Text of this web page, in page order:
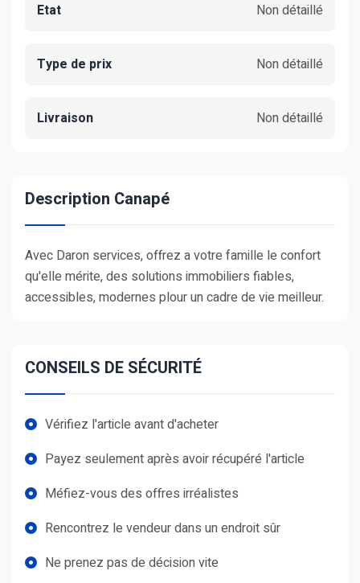
Etat Non détaillé
Type de prix Non détaillé
Livraison Non détaillé
Description Canapé
Avec Daron services, offrez a votre famille le confort
qu'elle mérite, des solutions immobiliers fiables,
accessibles, modernes plour un cadre de vie meilleur.
CONSEILS DE SÉCURITÉ
Vérifiez l'article avant d'acheter
Payez seulement après avoir récupéré l'article
Méfiez-vous des offres irréalistes
Rencontrez le vendeur dans un endroit sûr
Ne prenez pas de décision vite